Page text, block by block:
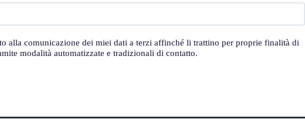
alla comunicazione dei miei dati a terzi affinché li trattino per proprie finalità di
modalità automatizzate e tradizionali di contatto.